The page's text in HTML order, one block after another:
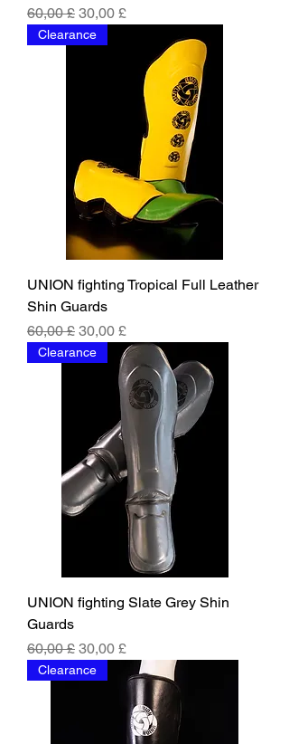
Běžná cena
60,00 £ Zvýhodněná cena
30,00 £
Clearance
UNION fighting Tropical Full Leather
Shin Guards
Běžná cena
60,00 £ Zvýhodněná cena
30,00 £
Clearance
UNION fighting Slate Grey Shin
Guards
Běžná cena
60,00 £ Zvýhodněná cena
30,00 £
Clearance